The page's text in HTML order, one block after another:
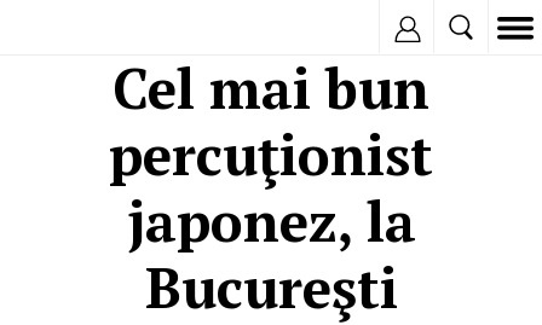
Cel mai bun
percuţionist
japonez, la
Bucureşti